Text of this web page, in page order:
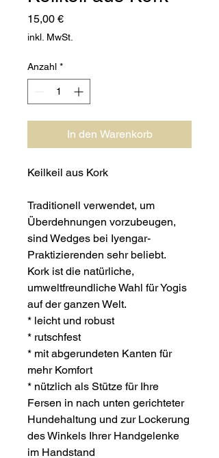
15,00 €Preis
inkl. MwSt.
Anzahl *
In den Warenkorb
Keilkeil aus Kork
Traditionell verwendet, um
Überdehnungen vorzubeugen,
sind Wedges bei Iyengar-
Praktizierenden sehr beliebt.
Kork ist die natürliche,
umweltfreundliche Wahl für Yogis
auf der ganzen Welt.
* leicht und robust
* rutschfest
* mit abgerundeten Kanten für
mehr Komfort
* nützlich als Stütze für Ihre
Fersen in nach unten gerichteter
Hundehaltung und zur Lockerung
des Winkels Ihrer Handgelenke
im Handstand